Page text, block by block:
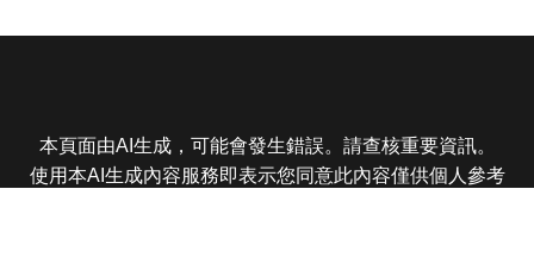
本頁面由AI生成，可能會發生錯誤。請查核重要資訊。
使用本AI生成內容服務即表示您同意此內容僅供個人參考